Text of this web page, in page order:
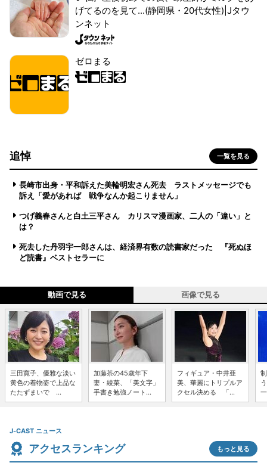
げてるのを見て...(静岡県・20代女性)|Jタウ
ンネット
ゼロまる
追悼 一覧を見る
長崎市出身・平和訴えた美輪明宏さん死去 ラストメッセージでも
訴え「愛があれば 戦争なんか起こりません」
つげ義春さんと白土三平さん カリスマ漫画家、二人の「違い」と
は？
死去した丹羽宇一郎さんは、経済界有数の読書家だった 『死ぬほ
ど読書』ベストセラーに
動画で見る 画像で見る
三田寛子、優雅な淡い
黄色の着物姿で上品な
たたずまいで ...
加藤茶の45歳年下
妻・綾菜、「美文字」
手書き勉強ノート...
フィギュア・中井亜
美、華麗にトリプルア
クセル決める 「...
J-CAST ニュース
アクセスランキング もっと見る